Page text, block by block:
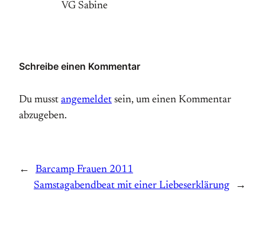
VG Sabine
Schreibe einen Kommentar
Du musst angemeldet sein, um einen Kommentar
abzugeben.
←
Barcamp Frauen 2011
Samstagabendbeat mit einer Liebeserklärung
→